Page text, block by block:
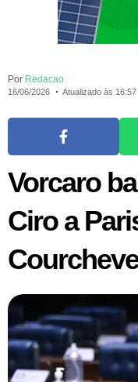
Por Redacao
16/06/2026 Atualizado às 16:57
Vorcaro
Ciro a